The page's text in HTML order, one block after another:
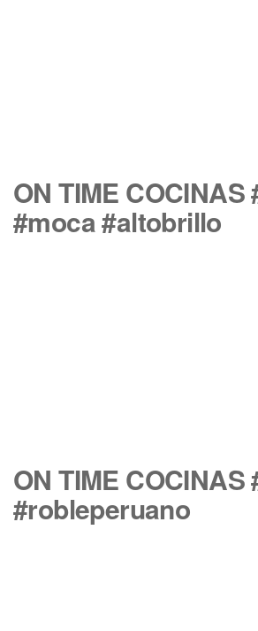
ON TIME
#moca #altobrillo
ON TIME
#robleperuano